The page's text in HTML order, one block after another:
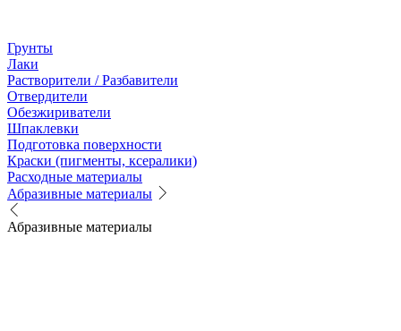
Грунты
Лаки
Растворители / Разбавители
Отвердители
Обезжириватели
Шпаклевки
Подготовка поверхности
Краски (пигменты, ксералики)
Расходные материалы
Абразивные материалы
Абразивные материалы